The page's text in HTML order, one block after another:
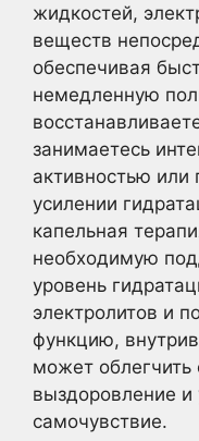
жидкостей,
веществ
обеспечивая
немедленную
занимаетесь
активностью или
усилении
капельная
необходимую
уровень
электролитов и
функцию,
может облегчить
выздоровление
самочувствие.